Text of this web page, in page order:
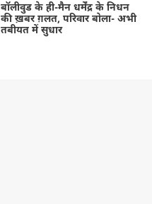
बॉलीवुड के ही-मैन धर्मेंद्र के निधन
की ख़बर ग़लत, परिवार बोला- अभी
तबीयत में सुधार